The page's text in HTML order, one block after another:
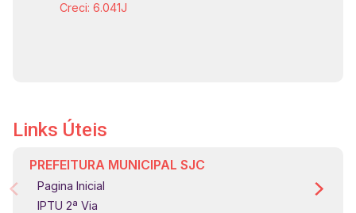
Creci: 6.041J
Links Úteis
PREFEITURA MUNICIPAL SJC
Pagina Inicial
IPTU 2ª Via